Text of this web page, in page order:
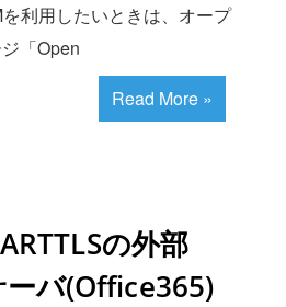
利用したいときは、オープ
「Open
Read More »
の外部
ーバ(Office365)